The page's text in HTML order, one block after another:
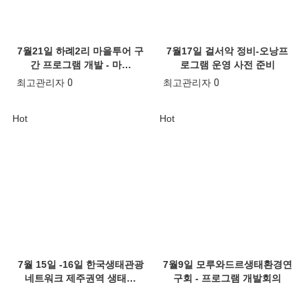
7월21일 하례2리 마을투어 구
간 프로그램 개발 - 마…
최고관리자 0
7월17일 걸서악 정비-오낭프
로그램 운영 사전 준비
최고관리자 0
Hot
7월 15일 -16일 한국생태관광
네트워크 제주권역 생태…
Hot
7월9일 모루와드르생태환경연
구회 - 프로그램 개발회의